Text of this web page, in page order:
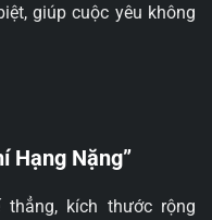
giúp cuộc yêu không
Hạng Nặng”
kích thước rộng